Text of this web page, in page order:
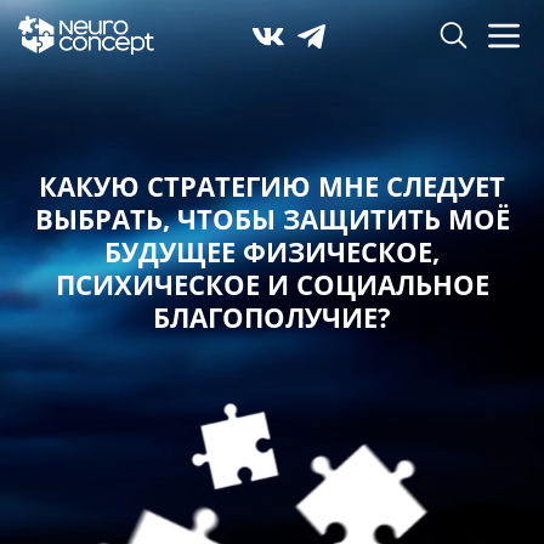
КАКУЮ СТРАТЕГИЮ МНЕ СЛЕДУЕТ
ВЫБРАТЬ,ЧТОБЫ ЗАЩИТИТЬ МОЁ
БУДУЩЕЕ ФИЗИЧЕСКОЕ,
ПСИХИЧЕСКОЕ И СОЦИАЛЬНОЕ
БЛАГОПОЛУЧИЕ?